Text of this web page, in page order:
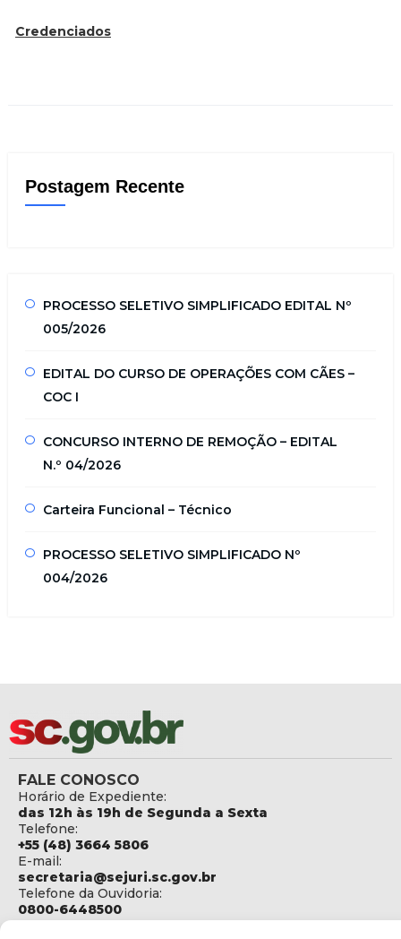
Credenciados
Postagem Recente
PROCESSO SELETIVO SIMPLIFICADO EDITAL Nº
005/2026
EDITAL DO CURSO DE OPERAÇÕES COM CÃES –
COC I
CONCURSO INTERNO DE REMOÇÃO – EDITAL
N.º 04/2026
Carteira Funcional – Técnico
PROCESSO SELETIVO SIMPLIFICADO Nº
004/2026
FALE CONOSCO
Horário de Expediente:
das 12h às 19h de Segunda a Sexta
Telefone:
+55 (48) 3664 5806
E-mail:
secretaria@sejuri.sc.gov.br
Telefone da Ouvidoria:
0800-6448500